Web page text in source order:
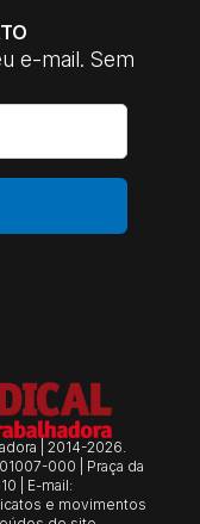
e-mail. Sem
| 2014-2026.
000 | Praça da
| E-mail:
e movimentos